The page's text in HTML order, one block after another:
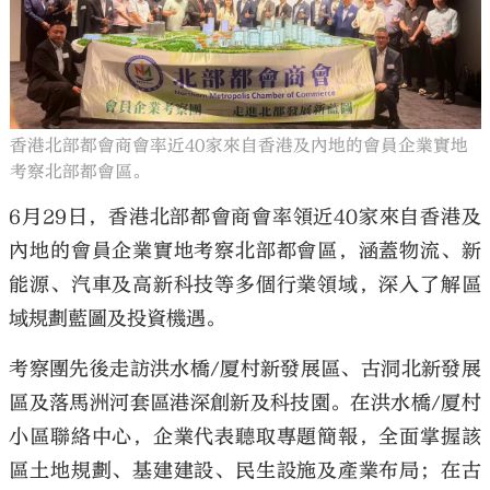
大公文匯
香港北部都會商會率近40家來自香港及內地的會員企業實地
考察北部都會區。
6月29日，香港北部都會商會率領近40家來自香港及
內地的會員企業實地考察北部都會區，涵蓋物流、新
能源、汽車及高新科技等多個行業領域，深入了解區
域規劃藍圖及投資機遇。
考察團先後走訪洪水橋/厦村新發展區、古洞北新發展
區及落馬洲河套區港深創新及科技園。在洪水橋/厦村
小區聯絡中心，企業代表聽取專題簡報，全面掌握該
區土地規劃、基建建設、民生設施及產業布局；在古